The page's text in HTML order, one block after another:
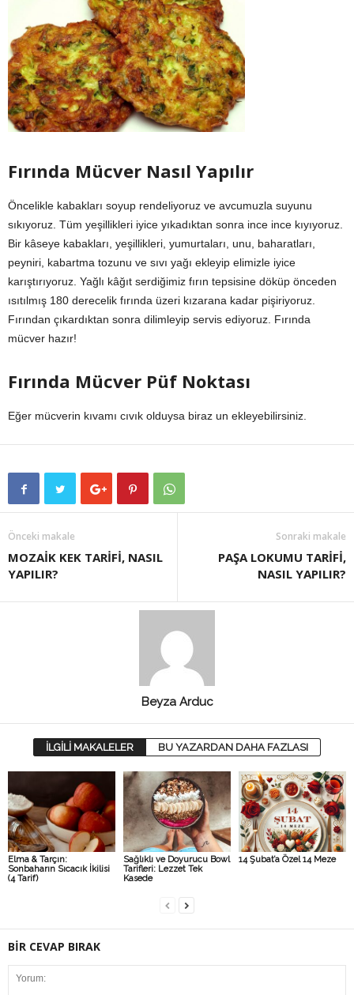
Fırında Mücver Nasıl Yapılır
Öncelikle kabakları soyup rendeliyoruz ve avcumuzla suyunu
sıkıyoruz. Tüm yeşillikleri iyice yıkadıktan sonra ince ince kıyıyoruz.
Bir kâseye kabakları, yeşillikleri, yumurtaları, unu, baharatları,
peyniri, kabartma tozunu ve sıvı yağı ekleyip elimizle iyice
karıştırıyoruz. Yağlı kâğıt serdiğimiz fırın tepsisine döküp önceden
ısıtılmış 180 derecelik fırında üzeri kızarana kadar pişiriyoruz.
Fırından çıkardıktan sonra dilimleyip servis ediyoruz. Fırında
mücver hazır!
Fırında Mücver Püf Noktası
Eğer mücverin kıvamı cıvık olduysa biraz un ekleyebilirsiniz.
Önceki makale
MOZAİK KEK TARİFİ, NASIL
YAPILIR?
Sonraki makale
PAŞA LOKUMU TARİFİ,
NASIL YAPILIR?
Beyza Arduc
İLGİLİ MAKALELER BU YAZARDAN DAHA FAZLASI
Elma & Tarçın:
Sonbaharın Sıcacık İkilisi
(4 Tarif)
Sağlıklı ve Doyurucu Bowl
Tarifleri: Lezzet Tek
Kasede
14 Şubat’a Özel 14 Meze
BİR CEVAP BIRAK